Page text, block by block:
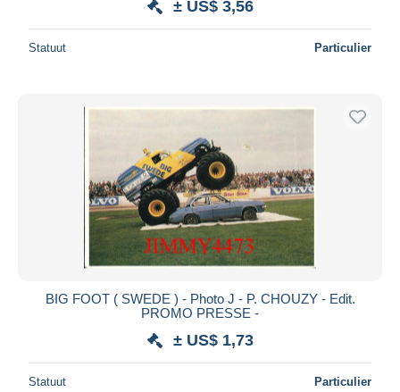
± US$ 3,56
Statuut Particulier
BIG FOOT ( SWEDE ) - Photo J - P. CHOUZY - Edit.
PROMO PRESSE -
± US$ 1,73
Statuut Particulier